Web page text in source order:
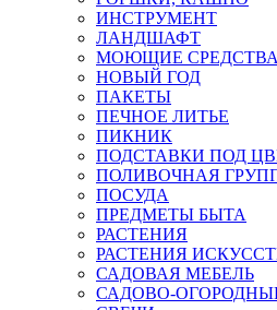
ИНСТРУМЕНТ
ЛАНДШАФТ
МОЮЩИЕ СРЕДСТВА
НОВЫЙ ГОД
ПАКЕТЫ
ПЕЧНОЕ ЛИТЬЕ
ПИКНИК
ПОДСТАВКИ ПОД
ПОЛИВОЧНАЯ
ПОСУДА
ПРЕДМЕТЫ БЫТА
РАСТЕНИЯ
РАСТЕНИЯ
САДОВАЯ МЕБЕЛЬ
САДОВО-